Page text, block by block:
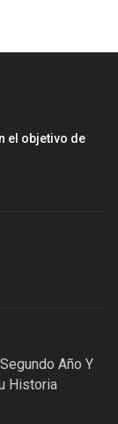
el objetivo de
Año Y
Historia